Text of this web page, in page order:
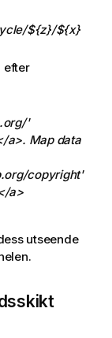
${z}/${x}
efter
'
a>. Map data
copyright'
a>
utseende